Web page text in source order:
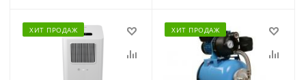
ХИТ ПРОДАЖ ХИТ ПРОДАЖ